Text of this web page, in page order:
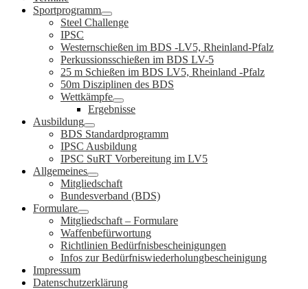
Sportprogramm
Steel Challenge
IPSC
Westernschießen im BDS -LV5, Rheinland-Pfalz
Perkussionsschießen im BDS LV-5
25 m Schießen im BDS LV5, Rheinland -Pfalz
50m Disziplinen des BDS
Wettkämpfe
Ergebnisse
Ausbildung
BDS Standardprogramm
IPSC Ausbildung
IPSC SuRT Vorbereitung im LV5
Allgemeines
Mitgliedschaft
Bundesverband (BDS)
Formulare
Mitgliedschaft – Formulare
Waffenbefürwortung
Richtlinien Bedürfnisbescheinigungen
Infos zur Bedürfniswiederholungbescheinigung
Impressum
Datenschutzerklärung